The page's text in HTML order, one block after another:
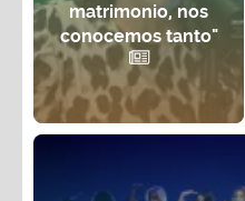
matrimonio, nos
conocemos tanto"